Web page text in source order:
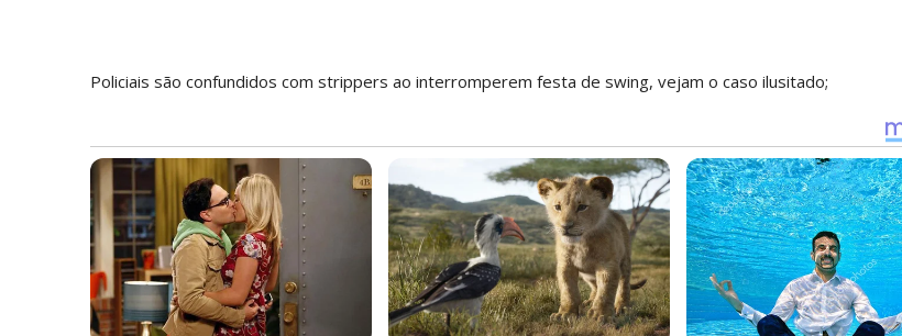
Policiais são confundidos com strippers ao interromperem festa de swing, vejam o caso ilusitado;